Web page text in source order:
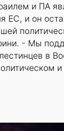
и ПА
ЕС, и он
- Мы
в